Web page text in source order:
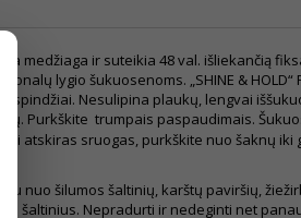
medžiaga ir suteikia 48 val. išliekančią
lygio šukuosenoms. „SHINE & HOLD“
atspindžiai. Nesulipina plaukų, lengvai
Purkškite trumpais paspaudimais.
atskiras sruogas, purkškite nuo šaknų iki
nuo šilumos šaltinių, karštų paviršių,
šaltinius. Nepradurti ir nedeginti net